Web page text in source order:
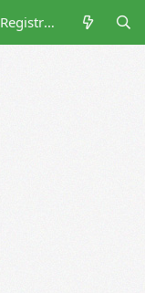
Registrarse